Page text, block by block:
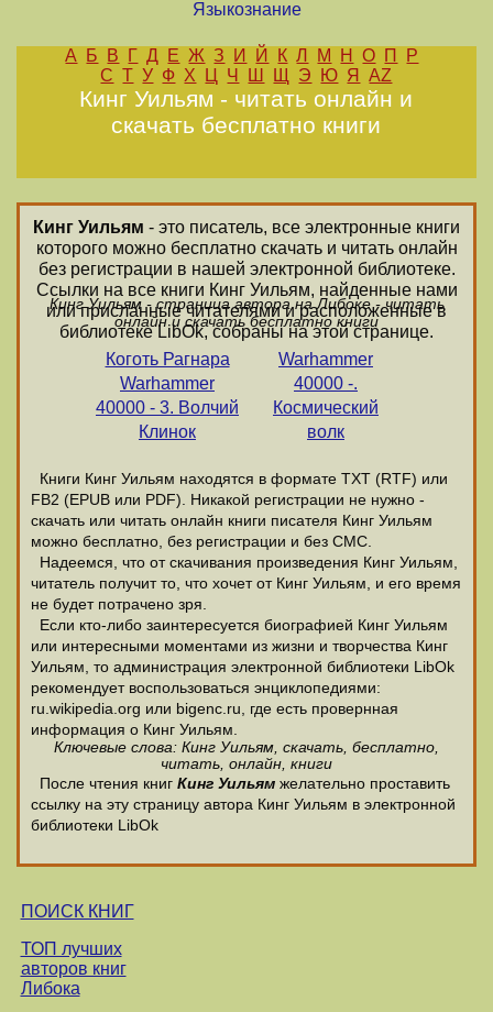
Языкознание
А Б В Г Д Е Ж З И Й К Л М Н О П
Р
С Т У Ф Х Ц Ч Ш Щ Э Ю Я AZ
Кинг Уильям - читать онлайн и
скачать бесплатно книги
Кинг Уильям - это писатель, все электронные книги
которого можно бесплатно скачать и читать онлайн
без регистрации в нашей электронной библиотеке.
Ссылки на все книги Кинг Уильям, найденные нами
или присланные читателями и расположенные в
библиотеке LibOk, собраны на этой странице.
Кинг Уильям - страница автора на Либоке - читать
онлайн и скачать бесплатно книги
Коготь Рагнара
Warhammer
40000 - 3. Волчий
Клинок
Warhammer
40000 -.
Космический
волк
Книги Кинг Уильям находятся в формате ТХТ (RTF) или
FB2 (EPUB или PDF). Никакой регистрации не нужно -
скачать или читать онлайн книги писателя Кинг Уильям
можно бесплатно, без регистрации и без СМС.
Надеемся, что от скачивания произведения Кинг Уильям,
читатель получит то, что хочет от Кинг Уильям, и его время
не будет потрачено зря.
Если кто-либо заинтересуется биографией Кинг Уильям
или интересными моментами из жизни и творчества Кинг
Уильям, то администрация электронной библиотеки LibOk
рекомендует воспользоваться энциклопедиями:
ru.wikipedia.org или bigenc.ru, где есть провернная
информация о Кинг Уильям.
Ключевые слова: Кинг Уильям, скачать, бесплатно,
читать, онлайн, книги
После чтения книг Кинг Уильям желательно проставить
ссылку на эту страницу автора Кинг Уильям в электронной
библиотеки LibOk
ПОИСК КНИГ
ТОП лучших
авторов книг
Либока